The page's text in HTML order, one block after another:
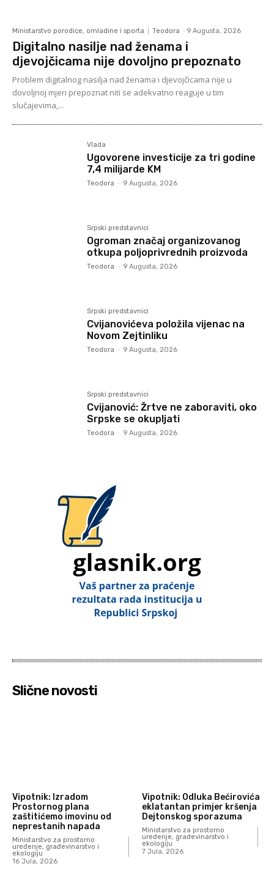
Ministarstvo porodice, omladine i sporta Teodora - 9 Augusta, 2026
Digitalno nasilje nad ženama i
djevojčicama nije dovoljno prepoznato
Problem digitalnog nasilja nad ženama i djevojčicama nije u
dovoljnoj mjeri prepoznat niti se adekvatno reaguje u tim
slučajevima,...
Vlada
Ugovorene investicije za tri godine
7,4 milijarde KM
Teodora - 9 Augusta, 2026
Srpski predstavnici
Ogroman značaj organizovanog
otkupa poljoprivrednih proizvoda
Teodora - 9 Augusta, 2026
Srpski predstavnici
Cvijanovićeva položila vijenac na
Novom Zejtinliku
Teodora - 9 Augusta, 2026
Srpski predstavnici
Cvijanović: Žrtve ne zaboraviti, oko
Srpske se okupljati
Teodora - 9 Augusta, 2026
Slične novosti
Vipotnik: Izradom
Prostornog plana
zaštitićemo imovinu od
neprestanih napada
Ministarstvo za prostorno
uređenje, građevinarstvo i
ekologiju
16 Jula, 2026
Vipotnik: Odluka Bećirovića
eklatantan primjer kršenja
Dejtonskog sporazuma
Ministarstvo za prostorno
uređenje, građevinarstvo i
ekologiju
7 Jula, 2026